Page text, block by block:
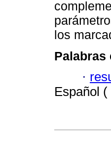
los
Palabras
·
Español (